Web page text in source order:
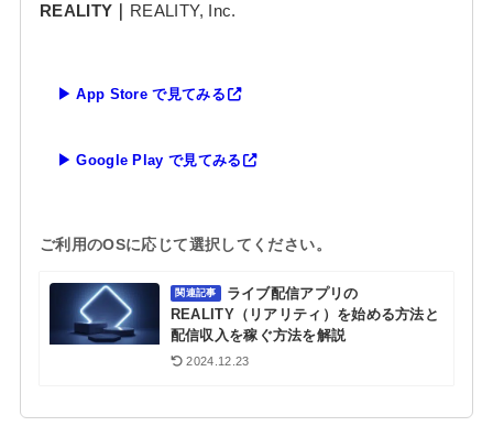
REALITY｜ REALITY, Inc.
▶ App Store で見てみる
▶ Google Play で見てみる
ご利用のOSに応じて選択してください。
関連記事
ライブ配信アプリの
REALITY（リアリティ）を始める方法と
配信収入を稼ぐ方法を解説
2024.12.23